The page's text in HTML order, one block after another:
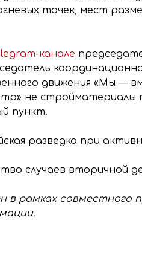
точек, мест
канале
движения «Мы —
не стройматериалы
пункт.
разведка при
случаев вторичной
в рамках совместного